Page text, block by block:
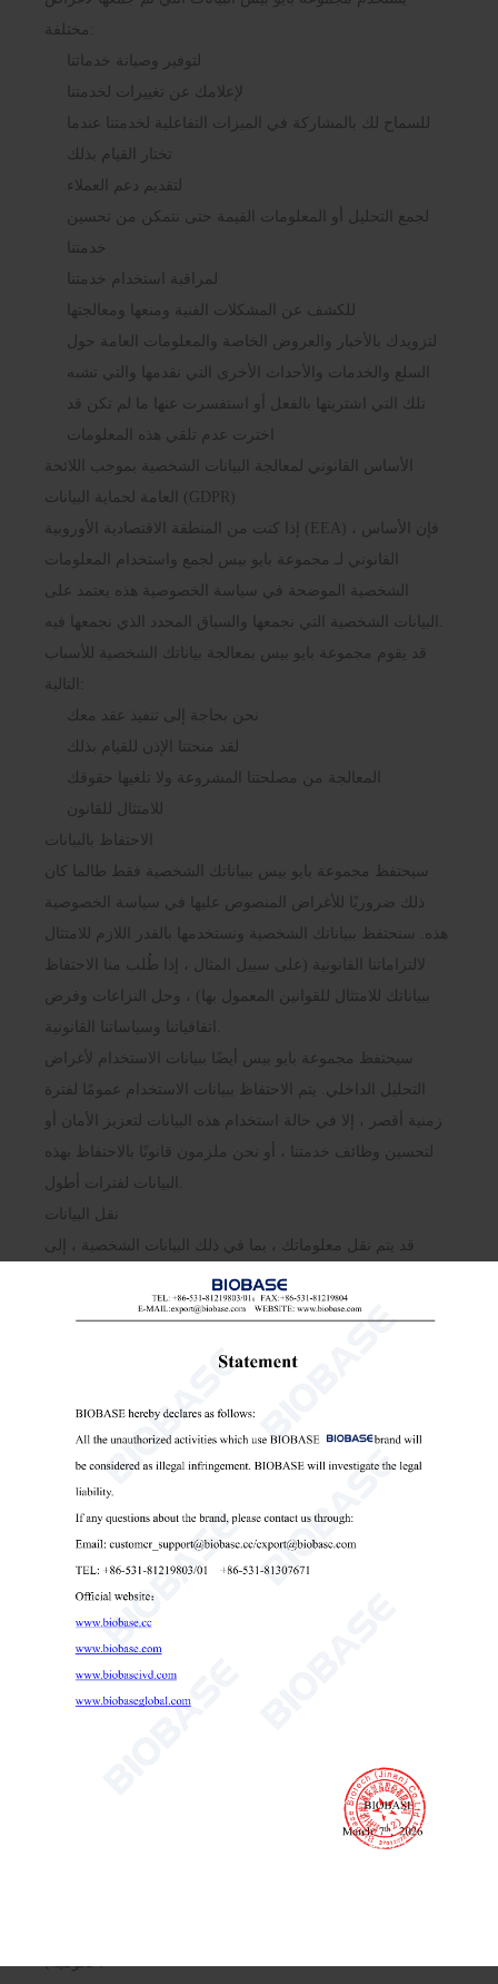
لتوفير وصيانة خدماتنا
لإعلامك عن تغييرات لخدمتنا
للسماح لك بالمشاركة في الميزات التفاعلية لخدمتنا عندما
تختار القيام بذلك
لتقديم دعم العملاء
لجمع التحليل أو المعلومات القيمة حتى نتمكن من تحسين
خدمتنا
لمراقبة استخدام خدمتنا
للكشف عن المشكلات الفنية ومنعها ومعالجتها
لتزويدك بالأخبار والعروض الخاصة والمعلومات العامة حول
السلع والخدمات والأحداث الأخرى التي نقدمها والتي تشبه
تلك التي اشتريتها بالفعل أو استفسرت عنها ما لم تكن قد
اخترت عدم تلقي هذه المعلومات
الأساس القانوني لمعالجة البيانات الشخصية بموجب اللائحة
العامة لحماية البيانات (GDPR)
إذا كنت من المنطقة الاقتصادية الأوروبية (EEA) ، فإن الأساس
القانوني لـ مجموعة بايو بيس لجمع واستخدام المعلومات
الشخصية الموضحة في سياسة الخصوصية هذه يعتمد على
قد يقوم مجموعة بايو بيس بمعالجة بياناتك الشخصية للأسباب
نحن بحاجة إلى تنفيذ عقد معك
لقد منحتنا الإذن للقيام بذلك
المعالجة من مصلحتنا المشروعة ولا تلغيها حقوقك
للامتثال للقانون
الاحتفاظ بالبيانات
سيحتفظ مجموعة بايو بيس ببياناتك الشخصية فقط طالما كان
ذلك ضروريًا للأغراض المنصوص عليها في سياسة الخصوصية
هذه. سنحتفظ ببياناتك الشخصية ونستخدمها بالقدر اللازم للامتثال
لالتزاماتنا القانونية (على سبيل المثال ، إذا طُلب منا الاحتفاظ
ببياناتك للامتثال للقوانين المعمول بها) ، وحل النزاعات وفرض
سيحتفظ مجموعة بايو بيس أيضًا ببيانات الاستخدام لأغراض
التحليل الداخلي. يتم الاحتفاظ ببيانات الاستخدام عمومًا لفترة
زمنية أقصر ، إلا في حالة استخدام هذه البيانات لتعزيز الأمان أو
لتحسين وظائف خدمتنا ، أو نحن ملزمون قانونًا بالاحتفاظ بهذه
نقل البيانات
قد يتم نقل معلوماتك ، بما في ذلك البيانات الشخصية ، إلى
أجهزة الكمبيوتر الموجودة خارج ولايتك أو مقاطعتك أو بلدك أو
الولاية القضائية الحكومية الأخرى التي قد تختلف فيها قوانين
إذا كنت متواجدًا خارج الصين واخترت تقديم معلومات إلينا ،
الشخصية ، إلى الصين ومعالجتها هناك.
موافقتك على سياسة الخصوصية هذه متبوعة بتقديمك لهذه
سيتخذ مجموعة بايو بيس جميع الخطوات اللازمة بشكل معقول
هذه ولن يتم نقل بياناتك الشخصية إلى منظمة أو دولة ما لم تكن
هناك ضوابط كافية في مكانها بما في ذلك أمن بياناتك ومعلوماتك
الشخصية الأخرى.
إفشاء البيانات
المعاملات التجارية
بيع أصول ، فقد يتم نقل بياناتك الشخصية. سنقدم إشعارًا قبل
نقل بياناتك الشخصية وإخضاعها لسياسة خصوصية مختلفة.
حكومية).